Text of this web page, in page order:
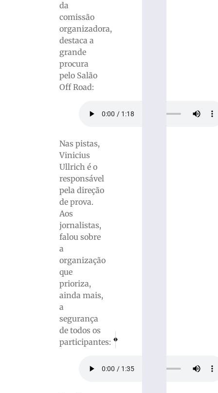
da
comissão
organizadora,
destaca a
grande
procura
pelo Salão
Off Road:
Nas pistas,
Vinicius
Ullrich é o
responsável
pela direção
de prova.
Aos
jornalistas,
falou sobre
a
organização
que
prioriza,
ainda mais,
a
segurança
de todos os
participantes:Samae conclui reparo em asfalto na